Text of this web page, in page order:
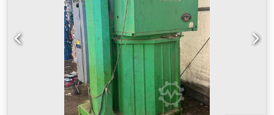
que mantiene el material de carga bajo presión constante.
Permite una alimentación continua; los residuos
compactados se depositan en una bolsa de polietileno
transparente. La estación de compactación puede
instalarse directamente en el lugar de generación de los
residuos, dentro de las instalaciones. También es ideal
para la alimentación continua a través de conductos o
cintas transportadoras y es fácil de usar. Cumple con las
normas CE. Requiere un mantenimiento mínimo. Dodpfx